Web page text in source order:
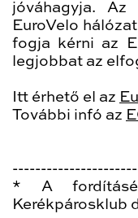
jóváhagyja.
EuroVelo
fogja kérni az
legjobbat az
Itt érhető el az
További infó az
* A
Kerékpárosklub